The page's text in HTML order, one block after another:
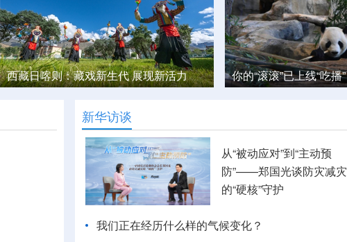
西藏日喀则：藏戏新生代 展现新活力 你的“滚滚”已上线“吃播”
新华访谈
从“被动应对”到“主动预
防”——郑国光谈防灾减灾
的“硬核”守护
我们正在经历什么样的气候变化？